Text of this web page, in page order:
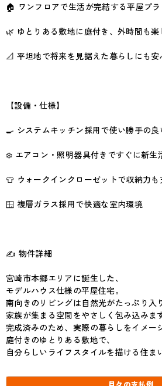
🏠 ワンフロアで生活が完結する平屋プ
🌿 ゆとりある敷地に庭付き、外時間も楽
📐 平坦地で将来を見据えた暮らしにも安
【設備・仕様】
🍳 システムキッチン採用で使い勝手の
❄️ エアコン・照明器具付きですぐに新生
👕 ウォークインクローゼットで収納力も
🪟 複層ガラス採用で快適な室内環境
✍ 物件詳細
宮崎市本郷エリアに誕生した、
モデルハウス仕様の平屋住宅。
南向きのリビングは自然光がたっぷり入
家族が集まる空間をやさしく包み込みま
完成済みのため、実際の暮らしをイメー
庭付きのゆとりある敷地で、
自分らしいライフスタイルを描ける住ま
月々の支払例